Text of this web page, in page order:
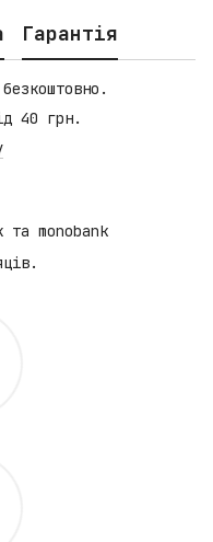
Гарантія
40 грн.
та monobank